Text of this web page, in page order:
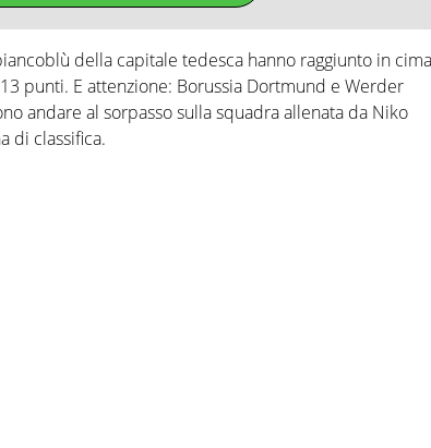
della capitale tedesca hanno raggiunto in cima
punti. E attenzione: Borussia Dortmund e Werder
andare al sorpasso sulla squadra allenata da Niko
di classifica.